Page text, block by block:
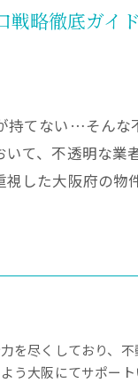
戦略徹底ガイド
てない…そん
て、不透明な
した大阪府の
を尽くしており、
う大阪にてサポート